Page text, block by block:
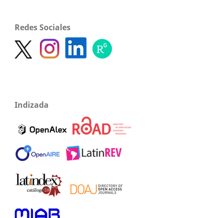
Redes Sociales
Indizada